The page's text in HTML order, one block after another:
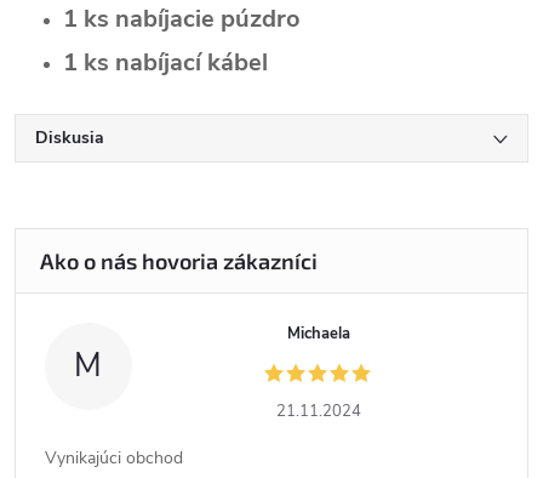
1 ks nabíjacie púzdro
1 ks nabíjací kábel
Diskusia
M
Michaela
21.11.2024
Vynikajúci obchod